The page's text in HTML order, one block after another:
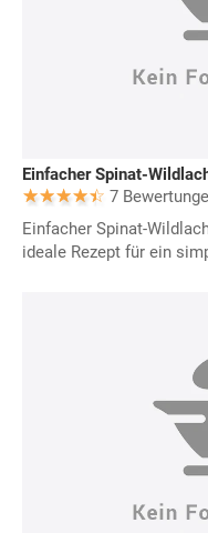
Einfacher Spinat-
7
Einfacher Spinat-
ideale Rezept für ein